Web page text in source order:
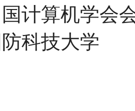
计算机学会
科技大学